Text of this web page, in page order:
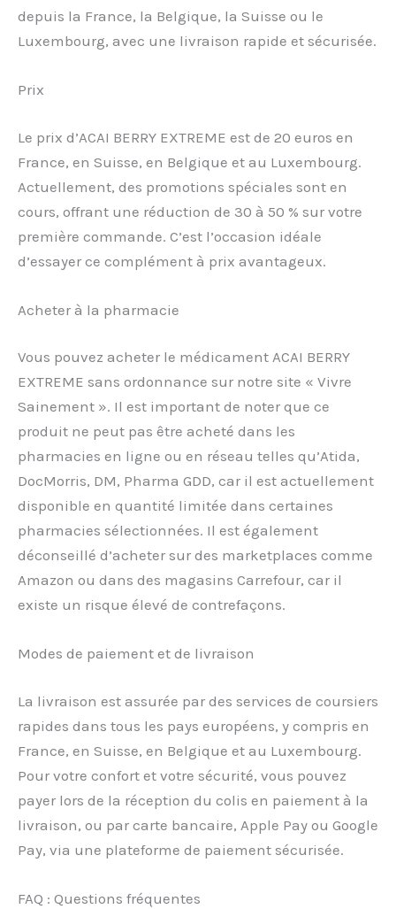
depuis la France, la Belgique, la Suisse ou le
Luxembourg, avec une livraison rapide et sécurisée.
Prix
Le prix d’ACAI BERRY EXTREME est de 20 euros en
France, en Suisse, en Belgique et au Luxembourg.
Actuellement, des promotions spéciales sont en
cours, offrant une réduction de 30 à 50 % sur votre
première commande. C’est l’occasion idéale
d’essayer ce complément à prix avantageux.
Acheter à la pharmacie
Vous pouvez acheter le médicament ACAI BERRY
EXTREME sans ordonnance sur notre site « Vivre
Sainement ». Il est important de noter que ce
produit ne peut pas être acheté dans les
pharmacies en ligne ou en réseau telles qu’Atida,
DocMorris, DM, Pharma GDD, car il est actuellement
disponible en quantité limitée dans certaines
pharmacies sélectionnées. Il est également
déconseillé d’acheter sur des marketplaces comme
Amazon ou dans des magasins Carrefour, car il
existe un risque élevé de contrefaçons.
Modes de paiement et de livraison
La livraison est assurée par des services de coursiers
rapides dans tous les pays européens, y compris en
France, en Suisse, en Belgique et au Luxembourg.
Pour votre confort et votre sécurité, vous pouvez
payer lors de la réception du colis en paiement à la
livraison, ou par carte bancaire, Apple Pay ou Google
Pay, via une plateforme de paiement sécurisée.
FAQ : Questions fréquentes